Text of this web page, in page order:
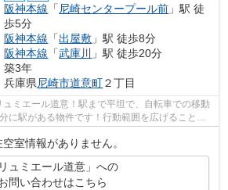
阪神本線 「 尼崎センタープール前 」駅 徒
歩5分
阪神本線 「出屋敷 」駅 徒歩8分
阪神本線 「武庫川
」駅 徒歩20分
築3年
兵庫県尼崎市道意町２丁目
ミエール道意！駅まで平坦で、自転車での移動
に駅がある物件です！行動範囲を広げることが
室情報がありません。
リュミエール道意」への
問い合わせはこちら